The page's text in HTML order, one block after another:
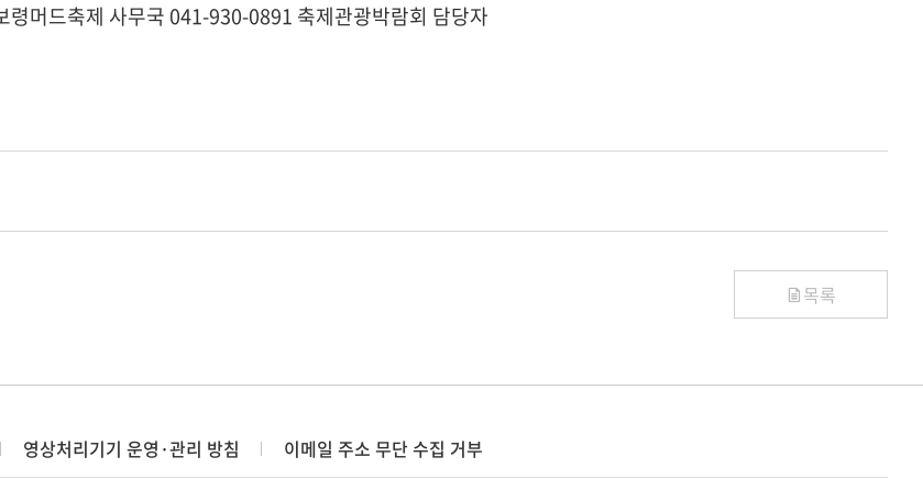
머드축제 사무국 041-930-0891 축제관광박람회 담당자
목록
영상처리기기 운영·관리 방침 이메일 주소 무단 수집 거부